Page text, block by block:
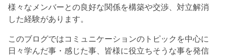
様々なメンバーとの良好な関係を構築や交渉、対立解消
した経験があります。
このブログではコミュニケーションのトピックを中心に
日々学んだ事・感じた事、皆様に役立ちそうな事を発信